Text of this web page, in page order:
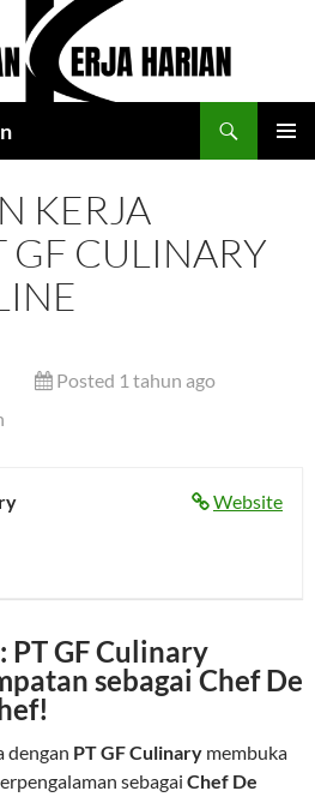
KERJA
GF CULINARY
Posted 1 tahun ago
Website
PT GF Culinary
sebagai Chef De
dengan PT GF Culinary membuka
sebagai Chef De